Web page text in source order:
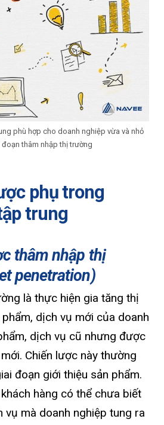
phù hợp cho doanh nghiệp vừa và nhỏ
đoạn thâm nhập thị trường
phụ trong
trung
thâm nhập thị
penetration)
là thực hiện gia tăng thị
dịch vụ mới của doanh
dịch vụ cũ nhưng được
Chiến lược này thường
đoạn giới thiệu sản phẩm.
hàng có thể chưa biết
vụ mà doanh nghiệp tung ra